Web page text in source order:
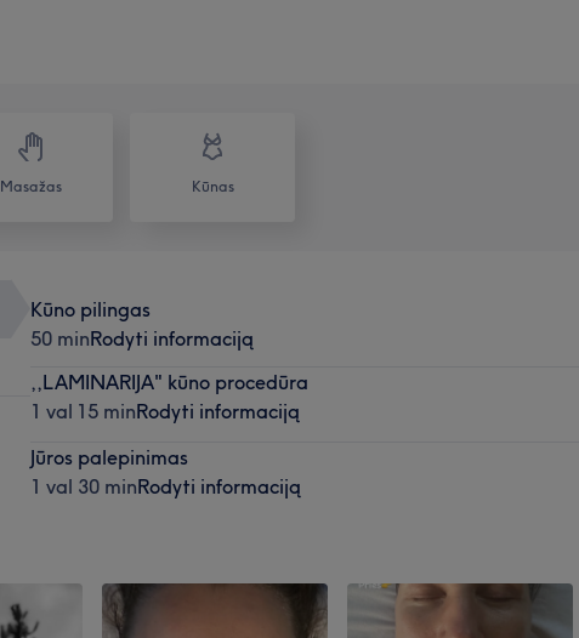
Masažas Kūnas
Kūno pilingas
50 minRodyti informaciją
,,LAMINARIJA" kūno procedūra
1 val 15 minRodyti informaciją
Jūros palepinimas
1 val 30 minRodyti informaciją